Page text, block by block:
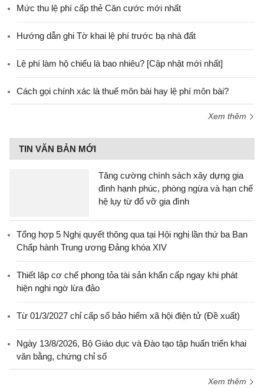
Mức thu lệ phí cấp thẻ Căn cước mới nhất
Hướng dẫn ghi Tờ khai lệ phí trước bạ nhà đất
Lệ phí làm hộ chiếu là bao nhiêu? [Cập nhật mới nhất]
Cách gọi chính xác là thuế môn bài hay lệ phí môn bài?
Xem thêm
TIN VĂN BẢN MỚI
Tăng cường chính sách xây dựng gia
đình hạnh phúc, phòng ngừa và hạn chế
hệ lụy từ đổ vỡ gia đình
Tổng hợp 5 Nghị quyết thông qua tại Hội nghị lần thứ ba Ban
Chấp hành Trung ương Đảng khóa XIV
Thiết lập cơ chế phong tỏa tài sản khẩn cấp ngay khi phát
hiện nghi ngờ lừa đảo
Từ 01/3/2027 chỉ cấp sổ bảo hiểm xã hội điện tử (Đề xuất)
Ngày 13/8/2026, Bộ Giáo dục và Đào tạo tập huấn triển khai
văn bằng, chứng chỉ số
Xem thêm